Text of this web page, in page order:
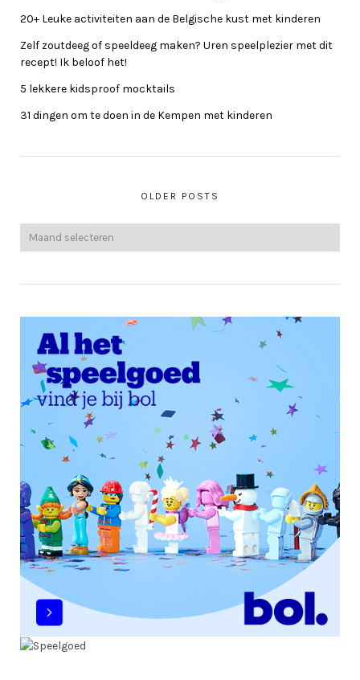
20+ Leuke activiteiten aan de Belgische kust met kinderen
Zelf zoutdeeg of speeldeeg maken? Uren speelplezier met dit
recept! Ik beloof het!
5 lekkere kidsproof mocktails
31 dingen om te doen in de Kempen met kinderen
OLDER POSTS